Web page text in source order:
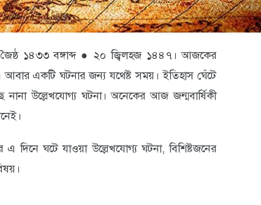
১৪৩৩ বঙ্গাব্দ ● ২০ জ্বিলহজ ১৪৪৭। আজকের
একটি ঘটনার জন্য যথেষ্ট সময়। ইতিহাস ঘেঁটে
নানা উল্লেখযোগ্য ঘটনা। অনেকের আজ জন্মবার্ষিকী
দিনে ঘটে যাওয়া উল্লেখযোগ্য ঘটনা, বিশিষ্টজনের